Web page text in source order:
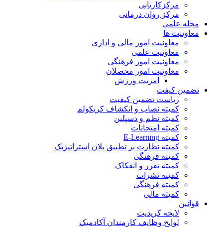
مرکزکاریابی
مرکز روان درمانی
مجله علمی
معاونیت ها
معاونیت امور مالی و اداری
معاونیت علمی
معاونیت امور فرهنگی
معاونیت امور محصلان
آمریت ورزش
تضمین کیفت
ریاست تضمین کیفیت
کمیته نصاب و انکشاف کریکولم
کمیته نظم و دسپلین
کمیته امتحانات
کمیته E-Learning
کمیته نظارت بر تطبیق پلان استراتیژیک
کمیته فرهنگی
کمیته تقرر و انفکاک
کمیته نشرات
کمیته فرهنگی
کمیته مالی
قوانین
لایحه کریدیت
لوایح وظایف کارمندان آکادمیک